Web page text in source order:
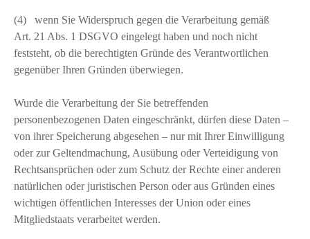
(4) wenn Sie Widerspruch gegen die Verarbeitung gemäß
Art. 21 Abs. 1 DSGVO eingelegt haben und noch nicht
feststeht, ob die berechtigten Gründe des Verantwortlichen
gegenüber Ihren Gründen überwiegen.
Wurde die Verarbeitung der Sie betreffenden
personenbezogenen Daten eingeschränkt, dürfen diese Daten –
von ihrer Speicherung abgesehen – nur mit Ihrer Einwilligung
oder zur Geltendmachung, Ausübung oder Verteidigung von
Rechtsansprüchen oder zum Schutz der Rechte einer anderen
natürlichen oder juristischen Person oder aus Gründen eines
wichtigen öffentlichen Interesses der Union oder eines
Mitgliedstaats verarbeitet werden.